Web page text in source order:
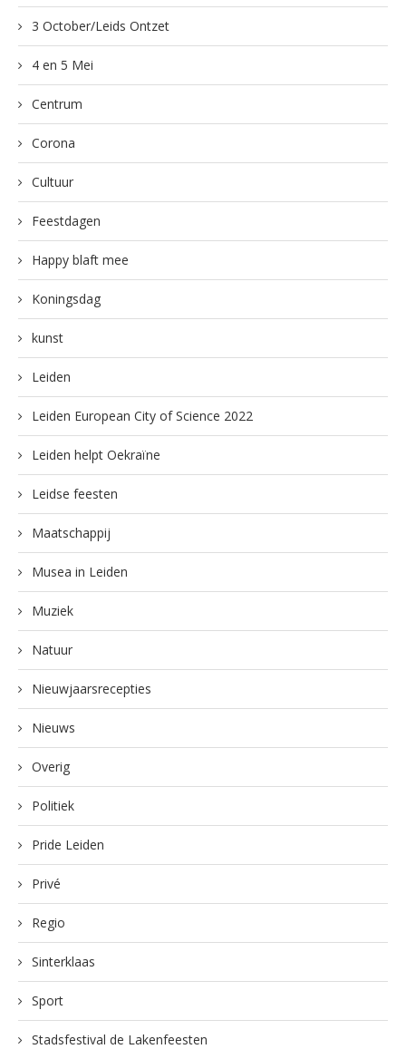
3 October/Leids Ontzet
4 en 5 Mei
Centrum
Corona
Cultuur
Feestdagen
Happy blaft mee
Koningsdag
kunst
Leiden
Leiden European City of Science 2022
Leiden helpt Oekraïne
Leidse feesten
Maatschappij
Musea in Leiden
Muziek
Natuur
Nieuwjaarsrecepties
Nieuws
Overig
Politiek
Pride Leiden
Privé
Regio
Sinterklaas
Sport
Stadsfestival de Lakenfeesten